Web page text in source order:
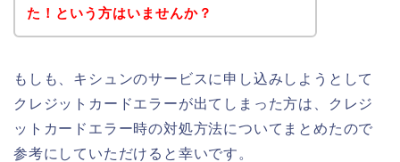
た！という方はいませんか？
もしも、キシュンのサービスに申し込みしようとして
クレジットカードエラーが出てしまった方は、クレジ
ットカードエラー時の対処方法についてまとめたので
参考にしていただけると幸いです。